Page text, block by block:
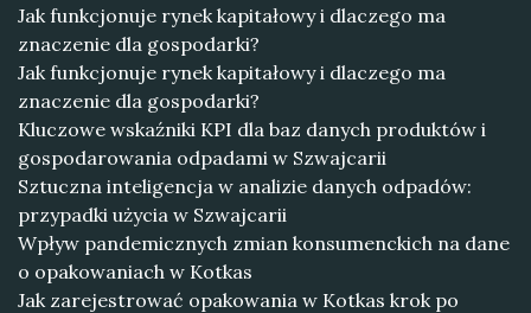
Jak funkcjonuje rynek kapitałowy i dlaczego ma
znaczenie dla gospodarki?
Jak funkcjonuje rynek kapitałowy i dlaczego ma
znaczenie dla gospodarki?
Kluczowe wskaźniki KPI dla baz danych produktów i
gospodarowania odpadami w Szwajcarii
Sztuczna inteligencja w analizie danych odpadów:
przypadki użycia w Szwajcarii
Wpływ pandemicznych zmian konsumenckich na dane
o opakowaniach w Kotkas
Jak zarejestrować opakowania w Kotkas krok po